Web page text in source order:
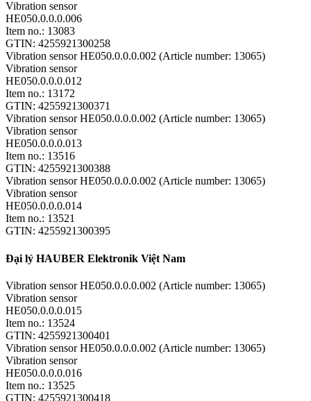
Vibration sensor
HE050.0.0.0.006
Item no.: 13083
GTIN: 4255921300258
Vibration sensor HE050.0.0.0.002 (Article number: 13065)
Vibration sensor
HE050.0.0.0.012
Item no.: 13172
GTIN: 4255921300371
Vibration sensor HE050.0.0.0.002 (Article number: 13065)
Vibration sensor
HE050.0.0.0.013
Item no.: 13516
GTIN: 4255921300388
Vibration sensor HE050.0.0.0.002 (Article number: 13065)
Vibration sensor
HE050.0.0.0.014
Item no.: 13521
GTIN: 4255921300395
Đại lý HAUBER Elektronik Việt Nam
Vibration sensor HE050.0.0.0.002 (Article number: 13065)
Vibration sensor
HE050.0.0.0.015
Item no.: 13524
GTIN: 4255921300401
Vibration sensor HE050.0.0.0.002 (Article number: 13065)
Vibration sensor
HE050.0.0.0.016
Item no.: 13525
GTIN: 4255921300418